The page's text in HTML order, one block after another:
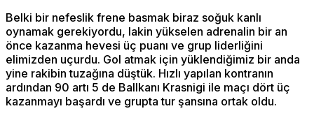
Belki bir nefeslik frene basmak biraz soğuk kanlı
oynamak gerekiyordu, lakin yükselen adrenalin bir an
önce kazanma hevesi üç puanı ve grup liderliğini
elimizden uçurdu. Gol atmak için yüklendiğimiz bir anda
yine rakibin tuzağına düştük. Hızlı yapılan kontranın
ardından 90 artı 5 de Ballkanı Krasnigi ile maçı dört üç
kazanmayı başardı ve grupta tur şansına ortak oldu.